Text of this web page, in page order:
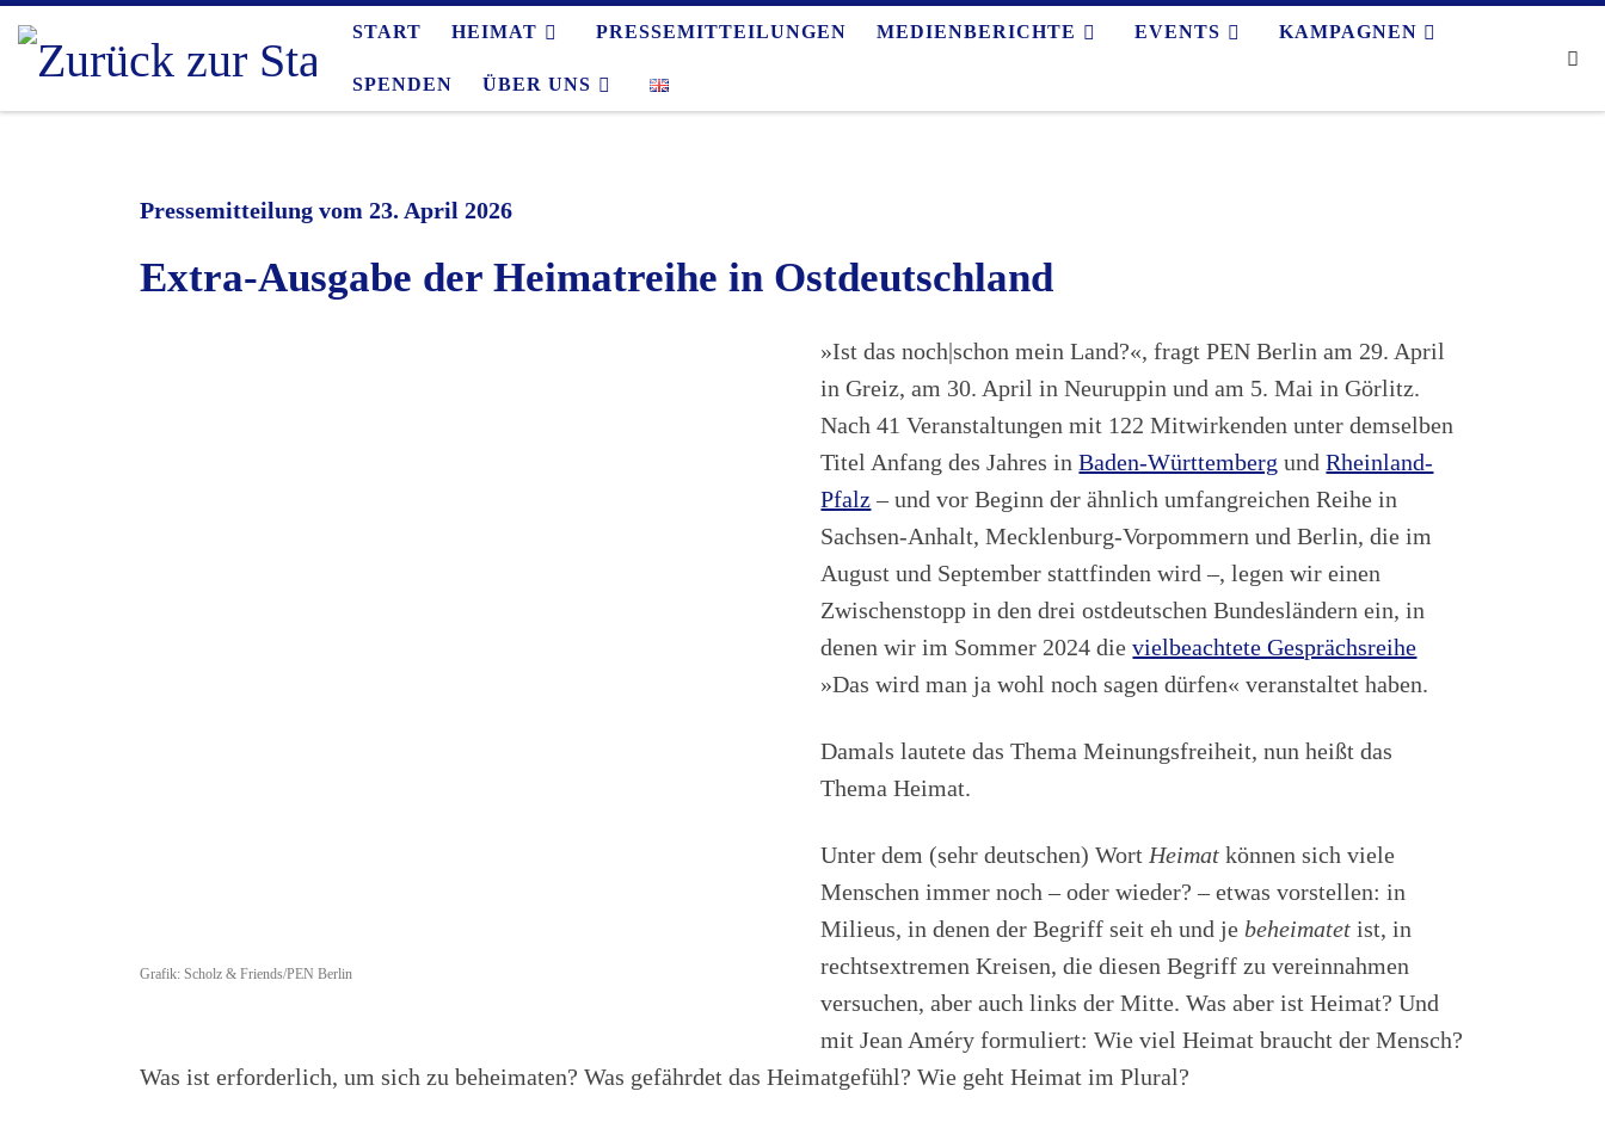
Zum Inhalt springen START HEIMAT PRESSEMITTEILUNGEN MEDIENBERICHTE EVENTS KAMPAGNEN
SPENDEN ÜBER UNS
Pressemitteilung vom 23. April 2026
Extra-Ausgabe der Heimatreihe in Ostdeutschland
Grafik: Scholz & Friends/PEN Berlin
»Ist das noch|schon mein Land?«, fragt PEN Berlin am 29. April
in Greiz, am 30. April in Neuruppin und am 5. Mai in Görlitz.
Nach 41 Veranstaltungen mit 122 Mitwirkenden unter demselben
Titel Anfang des Jahres inBaden-Württemberg undRheinland-
Pfalz– und vor Beginn der ähnlich umfangreichen Reihe in
Sachsen-Anhalt, Mecklenburg-Vorpommern und Berlin, die im
August und September stattfinden wird –, legen wir einen
Zwischenstopp in den drei ostdeutschen Bundesländern ein, in
denen wir im Sommer 2024 dievielbeachtete Gesprächsreihe
»Das wird man ja wohl noch sagen dürfen« veranstaltet haben.
Damals lautete das Thema Meinungsfreiheit, nun heißt das
Thema Heimat.
Unter dem (sehr deutschen) Wort Heimat können sich viele
Menschen immer noch – oder wieder? – etwas vorstellen: in
Milieus, in denen der Begriff seit eh und jebeheimatet ist, in
rechtsextremen Kreisen, die diesen Begriff zu vereinnahmen
versuchen, aber auch links der Mitte. Was aber ist Heimat? Und
mit Jean Améry formuliert: Wie viel Heimat braucht der Mensch?
Was ist erforderlich, um sich zu beheimaten? Was gefährdet das Heimatgefühl? Wie geht Heimat im Plural?